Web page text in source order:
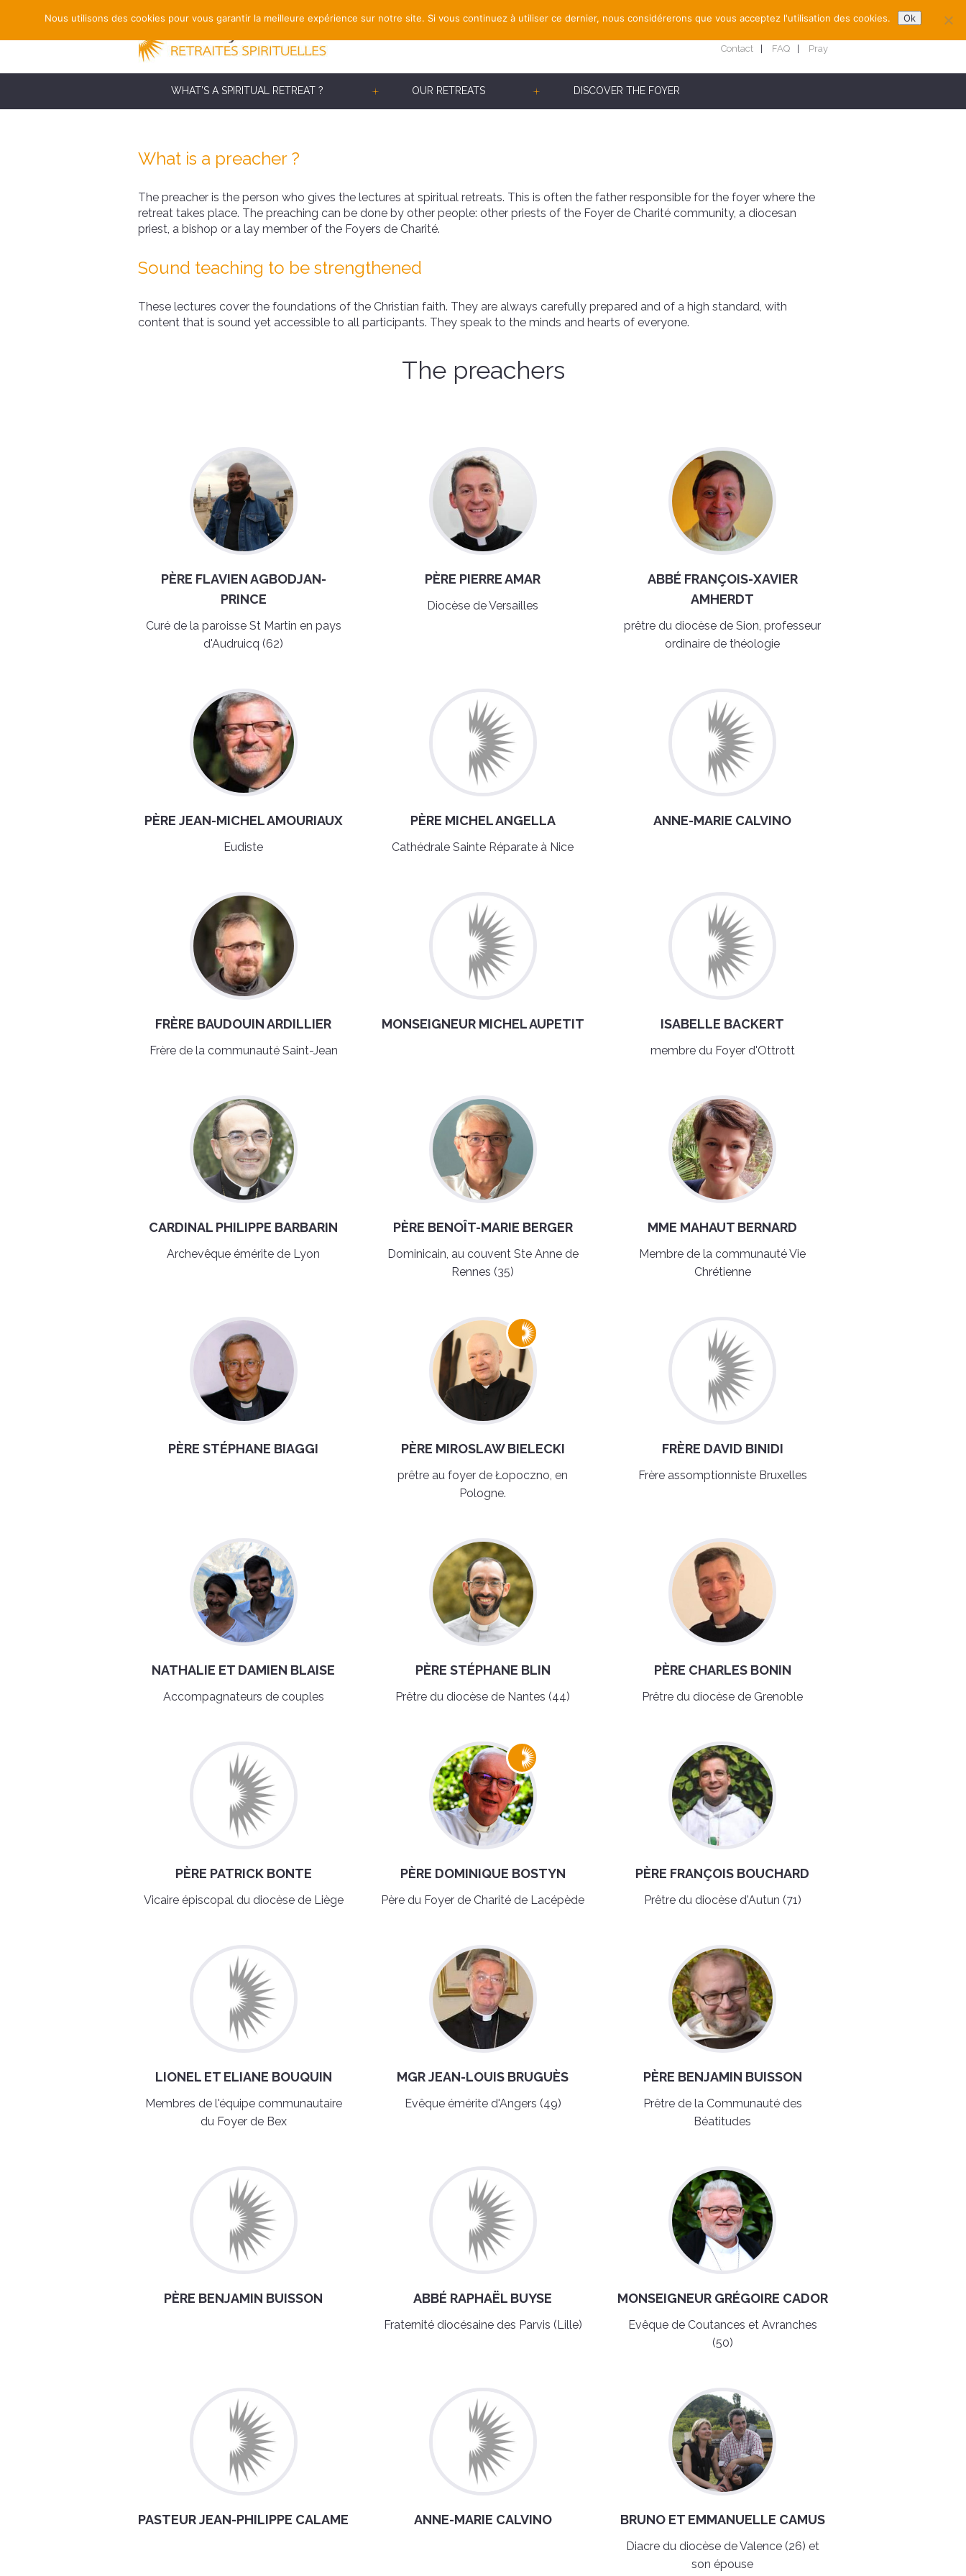
Contact FAQ Pray
WHAT’S A SPIRITUAL RETREAT ? OUR RETREATS DISCOVER THE FOYER
What is a preacher ?
The preacher is the person who gives the lectures at spiritual retreats. This is often the father responsible for the foyer where the
retreat takes place. The preaching can be done by other people: other priests of the Foyer de Charité community, a diocesan
priest, a bishop or a lay member of the Foyers de Charité.
Sound teaching to be strengthened
These lectures cover the foundations of the Christian faith. They are always carefully prepared and of a high standard, with
content that is sound yet accessible to all participants. They speak to the minds and hearts of everyone.
The preachers
PÈRE FLAVIEN AGBODJAN-
PRINCE
Curé de la paroisse St Martin en pays
d'Audruicq (62)
PÈRE PIERRE AMAR
Diocèse de Versailles
ABBÉ FRANÇOIS-XAVIER
AMHERDT
prêtre du diocèse de Sion, professeur
ordinaire de théologie
PÈRE JEAN-MICHEL AMOURIAUX
Eudiste
PÈRE MICHEL ANGELLA
Cathédrale Sainte Réparate à Nice
ANNE-MARIE CALVINO
FRÈRE BAUDOUIN ARDILLIER
Frère de la communauté Saint-Jean
MONSEIGNEUR MICHEL AUPETIT ISABELLE BACKERT
membre du Foyer d'Ottrott
CARDINAL PHILIPPE BARBARIN
Archevêque émérite de Lyon
PÈRE BENOÎT-MARIE BERGER
Dominicain, au couvent Ste Anne de
Rennes (35)
MME MAHAUT BERNARD
Membre de la communauté Vie
Chrétienne
PÈRE STÉPHANE BIAGGI PÈRE MIROSLAW BIELECKI
prêtre au foyer de Łopoczno, en
Pologne.
FRÈRE DAVID BINIDI
Frère assomptionniste Bruxelles
NATHALIE ET DAMIEN BLAISE
Accompagnateurs de couples
PÈRE STÉPHANE BLIN
Prêtre du diocèse de Nantes (44)
PÈRE CHARLES BONIN
Prêtre du diocèse de Grenoble
PÈRE PATRICK BONTE
Vicaire épiscopal du diocèse de Liège
PÈRE DOMINIQUE BOSTYN
Père du Foyer de Charité de Lacépède
PÈRE FRANÇOIS BOUCHARD
Prêtre du diocèse d'Autun (71)
LIONEL ET ELIANE BOUQUIN
Membres de l'équipe communautaire
du Foyer de Bex
MGR JEAN-LOUIS BRUGUÈS
Evêque émérite d'Angers (49)
PÈRE BENJAMIN BUISSON
Prêtre de la Communauté des
Béatitudes
PÈRE BENJAMIN BUISSON ABBÉ RAPHAËL BUYSE
Fraternité diocésaine des Parvis (Lille)
MONSEIGNEUR GRÉGOIRE CADOR
Evêque de Coutances et Avranches
(50)
PASTEUR JEAN-PHILIPPE CALAME ANNE-MARIE CALVINO BRUNO ET EMMANUELLE CAMUS
Diacre du diocèse de Valence (26) et
son épouse
Nous utilisons des cookies pour vous garantir la meilleure expérience sur notre site. Si vous continuez à utiliser ce dernier, nous considérerons que vous acceptez l'utilisation des cookies. Ok